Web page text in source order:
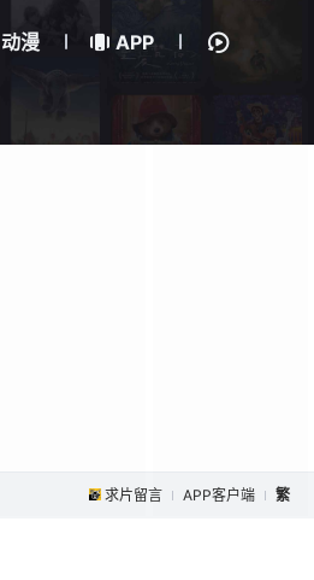
动漫 APP
求片留言 APP客户端 繁